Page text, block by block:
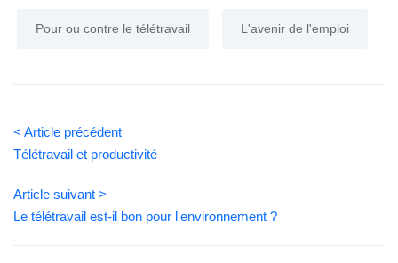
Pour ou contre le télétravail L'avenir de l'emploi
< Article précédent
Télétravail et productivité
Article suivant >
Le télétravail est-il bon pour l'environnement ?